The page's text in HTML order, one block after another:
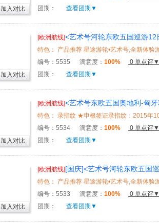
团期：
查看团期▼
加入对比
[欧洲航线]<艺术号河轮东欧五国巡游
免费Wifi、CK小镇
编号： 5535 满意度： 100%
0 单点评▼
团期：
查看团期▼
加入对比
[欧洲航线]<艺术号东欧五国奥地利-匈
北京出发，帕绍登船，河轮全程免费
编号： 5534 满意度： 100%
0 单点评▼
团期：
查看团期▼
加入对比
[欧洲航线][国庆]<艺术号河轮东欧五国
务、船上免费Wifi、CK小镇、布拉格
编号： 5533 满意度： 100%
0 单点评▼
团期：
查看团期▼
加入对比